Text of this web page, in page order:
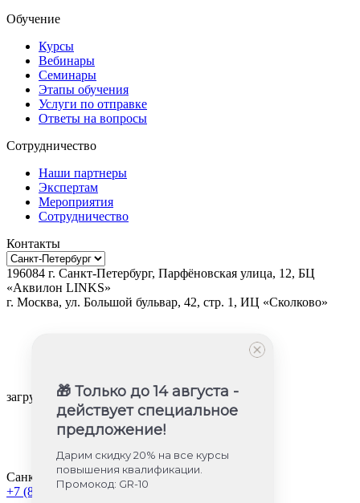
Обучение
Курсы
Вебинары
Семинары
Этапы обучения
Услуги по отправке
Ответы на вопросы
Сотрудничество
Наши партнеры
Экспертам
Мероприятия
Сотрудничество
Контакты
196084 г. Санкт-Петербург, Парфёновская улица, 12, БЦ
«Аквилон LINKS»
г. Москва, ул. Большой бульвар, 42, стр. 1, ИЦ «Сколково»
загрузка карты...
Санкт-Петербург
+7 (812) 605-85-58
🎁 Только до 14 августа -
действует специальное
предложение!
Дарим скидку 20% на все курсы
повышения квалификации.
Промокод: GR-10